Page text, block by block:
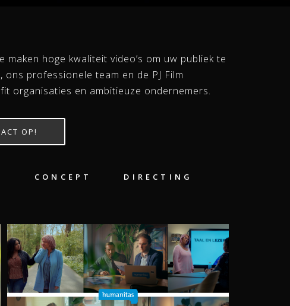
hoge kwaliteit video’s om uw publiek te
professionele team en de PJ Film
organisaties en ambitieuze ondernemers.
OP!
CONCEPT
DIRECTING